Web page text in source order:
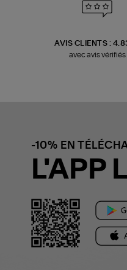
AVIS CLIENTS :
avec avis vérifiés
-10% EN
L'APP